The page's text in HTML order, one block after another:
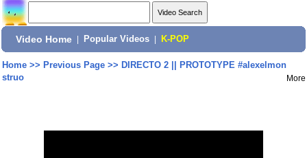
Video Home Popular Videos K-POP
Home>> Previous Page>> DIRECTO 2 || PROTOTYPE #alexelmon
struo
More